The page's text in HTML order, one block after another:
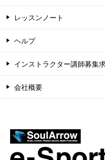
レッスンノート
ヘルプ
インストラクター講師募集
会社概要